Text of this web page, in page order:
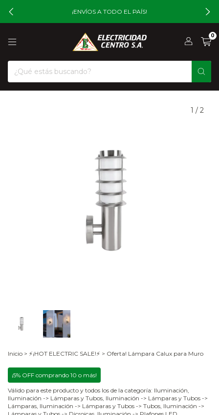
¡ENVÍOS A TODO EL PAÍS!
0
1 / 2
Inicio > ⚡¡HOT ELECTRIC SALE!⚡ > Oferta! Lámpara Calux para Muro
¡5% OFF comprando 10 o más!
Válido para este producto y todos los de la categoría: Iluminación,
Iluminación -> Lámparas y Tubos, Iluminación -> Lámparas y Tubos ->
Lámparas, Iluminación -> Lámparas y Tubos -> Tubos, Iluminación ->